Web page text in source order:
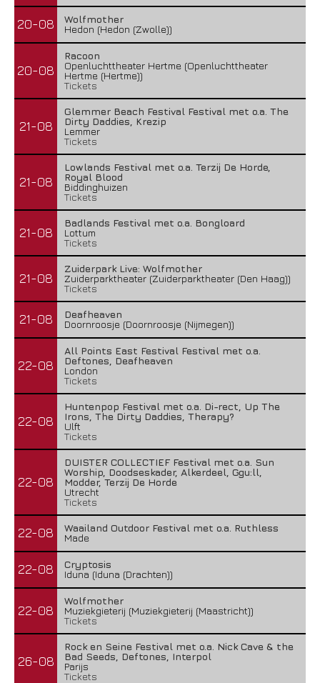
20-08
Wolfmother
Hedon (Hedon (Zwolle))
20-08
Racoon
Openluchttheater Hertme (Openluchttheater
Hertme (Hertme))
Tickets
21-08
Glemmer Beach Festival Festival met o.a. The
Dirty Daddies, Krezip
Lemmer
Tickets
21-08
Lowlands Festival met o.a. Terzij De Horde,
Royal Blood
Biddinghuizen
Tickets
21-08
Badlands Festival met o.a. Bongloard
Lottum
Tickets
21-08
Zuiderpark Live: Wolfmother
Zuiderparktheater (Zuiderparktheater (Den Haag))
Tickets
21-08
Deafheaven
Doornroosje (Doornroosje (Nijmegen))
22-08
All Points East Festival Festival met o.a.
Deftones, Deafheaven
London
Tickets
22-08
Huntenpop Festival met o.a. Di-rect, Up The
Irons, The Dirty Daddies, Therapy?
Ulft
Tickets
22-08
DUISTER COLLECTIEF Festival met o.a. Sun
Worship, Doodseskader, Alkerdeel, Ggu:ll,
Modder, Terzij De Horde
Utrecht
Tickets
22-08
Waailand Outdoor Festival met o.a. Ruthless
Made
22-08
Cryptosis
Iduna (Iduna (Drachten))
22-08
Wolfmother
Muziekgieterij (Muziekgieterij (Maastricht))
Tickets
26-08
Rock en Seine Festival met o.a. Nick Cave & the
Bad Seeds, Deftones, Interpol
Parijs
Tickets